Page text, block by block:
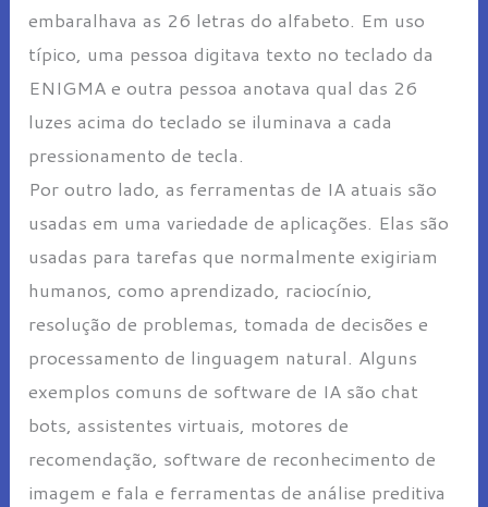
embaralhava as 26 letras do alfabeto. Em uso
típico, uma pessoa digitava texto no teclado da
ENIGMA e outra pessoa anotava qual das 26
luzes acima do teclado se iluminava a cada
pressionamento de tecla.
Por outro lado, as ferramentas de IA atuais são
usadas em uma variedade de aplicações. Elas são
usadas para tarefas que normalmente exigiriam
humanos, como aprendizado, raciocínio,
resolução de problemas, tomada de decisões e
processamento de linguagem natural. Alguns
exemplos comuns de software de IA são chat
bots, assistentes virtuais, motores de
recomendação, software de reconhecimento de
imagem e fala e ferramentas de análise preditiva